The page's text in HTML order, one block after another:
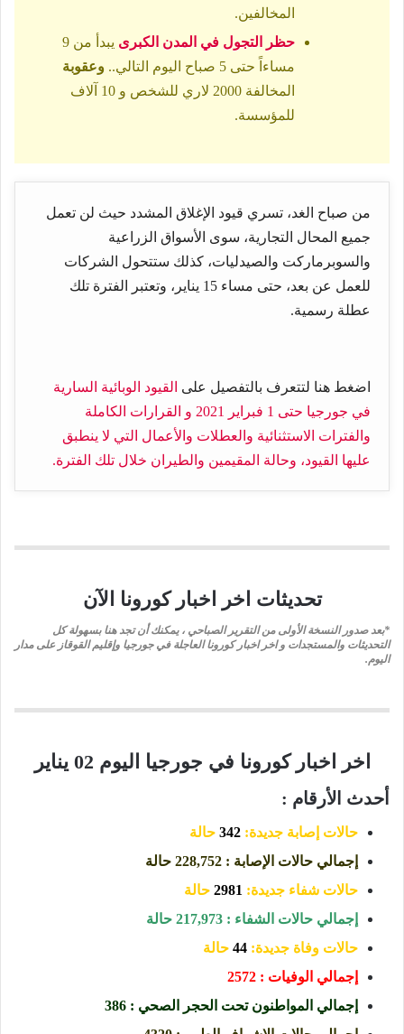
المخالفين.
حظر التجول في المدن الكبرى
يبدأ من 9
مساءاً حتى 5 صباح اليوم التالي..
وعقوبة
المخالفة 2000 لاري للشخص و 10 آلاف
للمؤسسة.
من صباح الغد، تسري قيود الإغلاق المشدد حيث لن تعمل
جميع المحال التجارية، سوى الأسواق الزراعية
والسوبرماركت والصيدليات، كذلك ستتحول الشركات
للعمل عن بعد، حتى مساء 15 يناير، وتعتبر الفترة تلك
عطلة رسمية.
اضغط هنا لتتعرف بالتفصيل على القيود الوبائية السارية
في جورجيا حتى 1 فبراير 2021 و القرارات الكاملة
والفترات الاستثنائية والعطلات والأعمال التي لا ينطبق
عليها القيود، وحالة المقيمين والطيران خلال تلك الفترة.
تحديثات اخر اخبار كورونا الآن
*بعد صدور النسخة الأولى من التقرير الصباحي ، يمكنك أن تجد هنا بسهولة كل
التحديثات والمستجدات و اخر اخبار كورونا العاجلة في جورجيا وإقليم القوقاز على مدار
اليوم.
اخر اخبار كورونا في جورجيا اليوم 02 يناير
أحدث الأرقام :
حالات إصابة جديدة: 342 حالة
إجمالي حالات الإصابة : 228,752 حالة
حالات شفاء جديدة: 2981 حالة
إجمالي حالات الشفاء : 217,973 حالة
حالات وفاة جديدة: 44 حالة
إجمالي الوفيات : 2572
إجمالي المواطنون تحت الحجر الصحي : 386